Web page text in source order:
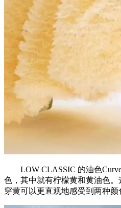
LOW CLASSIC 的油色Curve
色，其中就有柠檬黄和黄油色。
穿黄可以更直观地感受到两种